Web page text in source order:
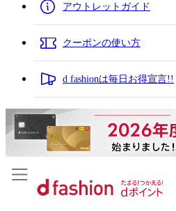
アウトレットガイド
クーポンの使い方
d fashionは毎日お得宣言!!